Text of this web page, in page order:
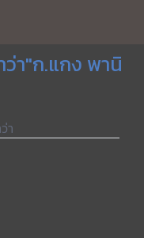
า"ก.แกง พานิ
า